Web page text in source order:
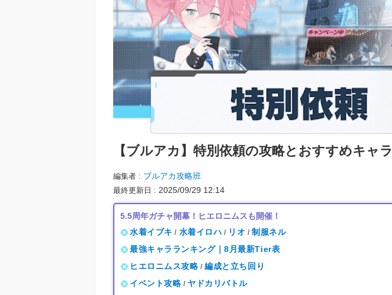
【ブルアカ】 特別依頼の攻略とおすすめキャラ
編集者 ブルアカ攻略班
最終更新日 2025/09/29 12:14
5.5周年ガチャ開幕！ヒエロニムスも開催！
水着イブキ / 水着イロハ / リオ / 制服ネル
最強キャラランキング｜8月最新Tier表
ヒエロニムス攻略 / 編成と立ち回り
イベント攻略 / ヤドカリバトル